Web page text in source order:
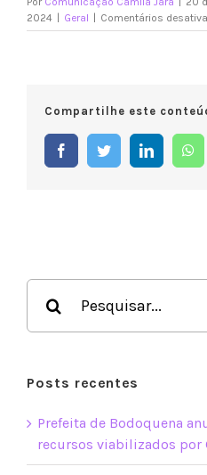
beneficiando áreas
importantes para o
habitação, o município
programa Minha…
2024 | Geral | Comentários
Compartilhe este
FacebookTwitterLinkedIn
Buscar
resultados
para:
Posts recentes
Prefeita de Bodoquena
recursos viabilizados por